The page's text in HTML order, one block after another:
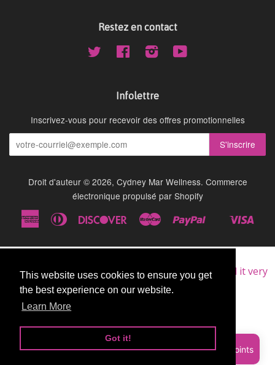
This website uses cookies to ensure you get
the best experience on our website.
Learn More
Got it!
This website uses cookies to ensure you get
the best experience on our website.
Learn More
Got it!
Restez en contact
Twitter Facebook Instagram
Infolettre
Inscrivez-vous pour recevoir des offres promotionnelles
Droit d'auteur © 2026, Cydney Mar Wellness. Commerce
électronique propulsé par Shopify
American
Express
Diners
Discover Master Paypal
Shopify
I am a repeat customer of this supplement, as I find it very
good.
Sign up and earn Points